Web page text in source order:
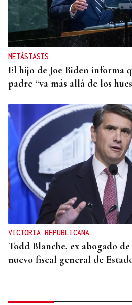
METÁSTASIS
El hijo de Joe Biden informa
padre “va más allá de los
VICTORIA REPUBLICANA
Todd Blanche, ex abogado
nuevo fiscal general de